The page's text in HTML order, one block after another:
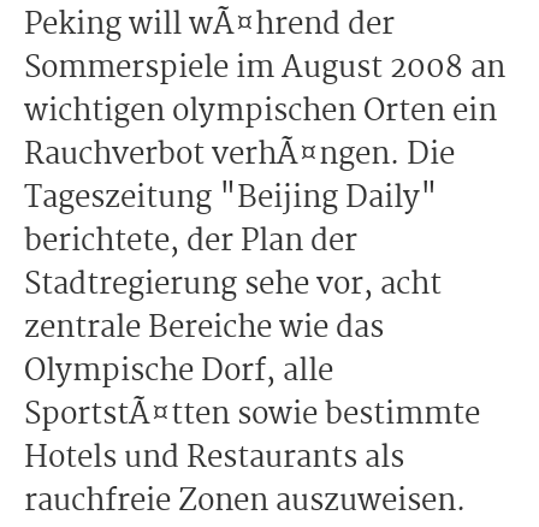
Peking will wÃ¤hrend der
Sommerspiele im August 2008 an
wichtigen olympischen Orten ein
Rauchverbot verhÃ¤ngen. Die
Tageszeitung "Beijing Daily"
berichtete, der Plan der
Stadtregierung sehe vor, acht
zentrale Bereiche wie das
Olympische Dorf, alle
SportstÃ¤tten sowie bestimmte
Hotels und Restaurants als
rauchfreie Zonen auszuweisen.